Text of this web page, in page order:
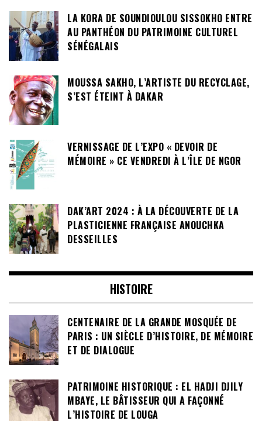
LA KORA DE SOUNDIOULOU SISSOKHO ENTRE
AU PANTHÉON DU PATRIMOINE CULTUREL
SÉNÉGALAIS
MOUSSA SAKHO, L’ARTISTE DU RECYCLAGE,
S’EST ÉTEINT À DAKAR
VERNISSAGE DE L’EXPO « DEVOIR DE
MÉMOIRE » CE VENDREDI À L’ÎLE DE NGOR
DAK’ART 2024 : À LA DÉCOUVERTE DE LA
PLASTICIENNE FRANÇAISE ANOUCHKA
DESSEILLES
HISTOIRE
CENTENAIRE DE LA GRANDE MOSQUÉE DE
PARIS : UN SIÈCLE D’HISTOIRE, DE MÉMOIRE
ET DE DIALOGUE
PATRIMOINE HISTORIQUE : EL HADJI DJILY
MBAYE, LE BÂTISSEUR QUI A FAÇONNÉ
L’HISTOIRE DE LOUGA